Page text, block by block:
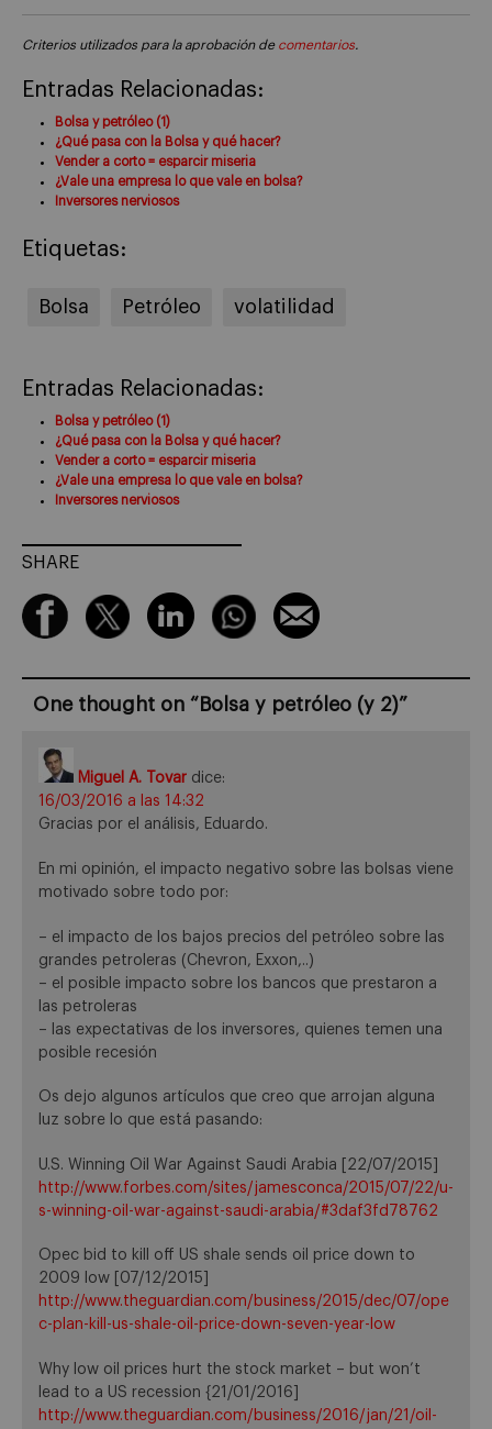
Criterios utilizados para la aprobación de comentarios.
Entradas Relacionadas:
Bolsa y petróleo (1)
¿Qué pasa con la Bolsa y qué hacer?
Vender a corto = esparcir miseria
¿Vale una empresa lo que vale en bolsa?
Inversores nerviosos
Etiquetas:
Bolsa Petróleo volatilidad
Entradas Relacionadas:
Bolsa y petróleo (1)
¿Qué pasa con la Bolsa y qué hacer?
Vender a corto = esparcir miseria
¿Vale una empresa lo que vale en bolsa?
Inversores nerviosos
SHARE
One thought on “ Bolsa y petróleo (y 2)”
Miguel A. Tovar dice:
16/03/2016 a las 14:32
Gracias por el análisis, Eduardo.
En mi opinión, el impacto negativo sobre las bolsas viene
motivado sobre todo por:
– el impacto de los bajos precios del petróleo sobre las
grandes petroleras (Chevron, Exxon,..)
– el posible impacto sobre los bancos que prestaron a
las petroleras
– las expectativas de los inversores, quienes temen una
posible recesión
Os dejo algunos artículos que creo que arrojan alguna
luz sobre lo que está pasando:
U.S. Winning Oil War Against Saudi Arabia [22/07/2015]
http://www.forbes.com/sites/jamesconca/2015/07/22/u-
s-winning-oil-war-against-saudi-arabia/#3daf3fd78762
Opec bid to kill off US shale sends oil price down to
2009 low [07/12/2015]
http://www.theguardian.com/business/2015/dec/07/ope
c-plan-kill-us-shale-oil-price-down-seven-year-low
Why low oil prices hurt the stock market – but won’t
lead to a US recession {21/01/2016]
http://www.theguardian.com/business/2016/jan/21/oil-